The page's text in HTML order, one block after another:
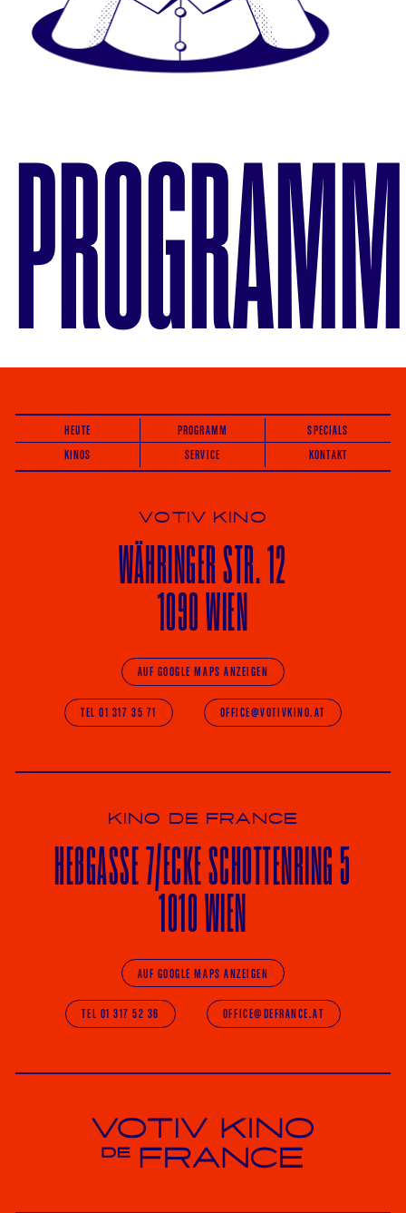
PROGRAMM
HEUTE PROGRAMM
SPECIALS
KINOS
SERVICE KONTAKT
VOTIV KINO
WÄHRINGERSTR. 12
1090 WIEN
AUF GOOGLE MAPS ANZEIGEN
TEL 01 317 35 71 OFFICE@VOTIVKINO.AT
KINO DE FRANCE
HEßGASSE 7/ECKESCHOTTENRING 5
1010 WIEN
AUF GOOGLE MAPS ANZEIGEN
TEL 01 317 52 36 OFFICE@DEFRANCE.AT
Votiv Kino und Kino De France in Wien